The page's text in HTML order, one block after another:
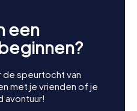
een
de speurtocht van
met je vrienden of je
avontuur!